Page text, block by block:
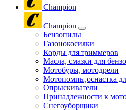
Champion
Champion
Бензопилы
Газонокосилки
Корды для триммеров
Масла, смазки для
Мотобуры, мотодрели
Мотопомпы,оснастка
Опрыскиватели
Принадлежности к
Снегоуборщики